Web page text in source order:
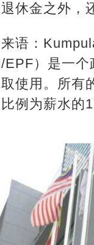
休金之外，
语：
）是一
使用。所有
例为薪水的